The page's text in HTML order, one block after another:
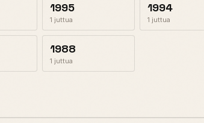
1995
1 juttua
1994
1 juttua
1988
1 juttua